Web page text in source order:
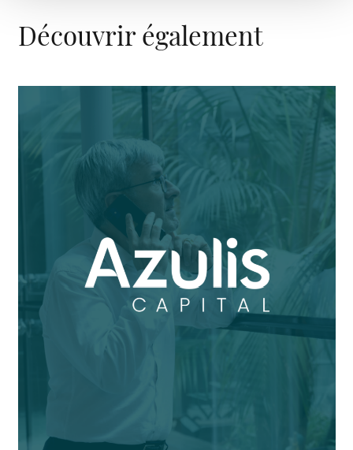
Découvrir également
Azulis Capital, accompagnement global